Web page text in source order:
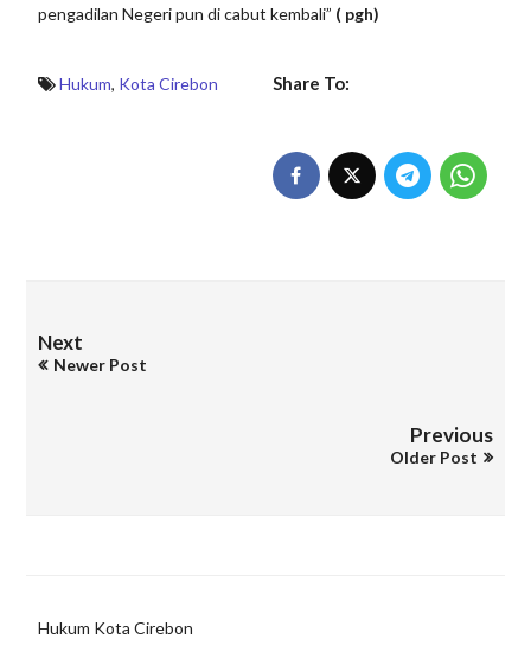
pengadilan Negeri pun di cabut kembali” ( pgh)
Hukum, Kota Cirebon Share To:
Next
Newer Post
Previous
Older Post
Hukum Kota Cirebon